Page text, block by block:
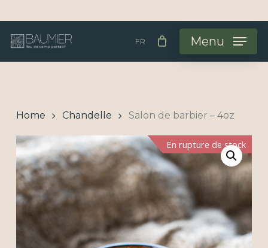
main
content
FR Menu
Home Chandelle Salon de barbier – 4oz
En rupture de stock